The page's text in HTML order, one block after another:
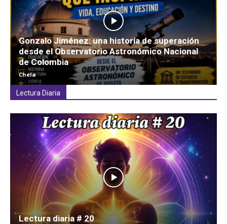
Gonzalo Jiménez: una historia de superación
desde el Observatorio Astronómico Nacional
de Colombia
Chela
Lectura Diaria
Lectura diaria # 20